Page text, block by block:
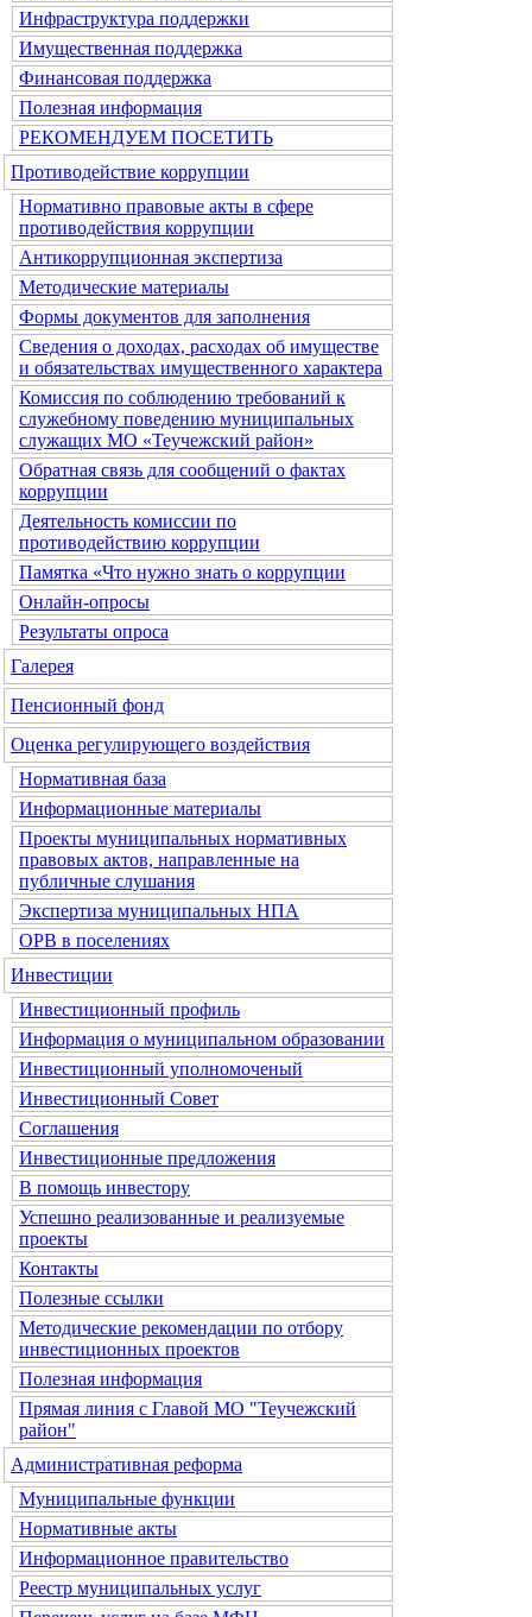
Инфраструктура поддержки
Имущественная поддержка
Финансовая поддержка
Полезная информация
РЕКОМЕНДУЕМ ПОСЕТИТЬ
Противодействие коррупции
Нормативно правовые акты в сфере
противодействия коррупции
Антикоррупционная экспертиза
Методические материалы
Формы документов для заполнения
Сведения о доходах, расходах об имуществе
и обязательствах имущественного характера
Комиссия по соблюдению требований к
служебному поведению муниципальных
служащих МО «Теучежский район»
Обратная связь для сообщений о фактах
коррупции
Деятельность комиссии по
противодействию коррупции
Памятка «Что нужно знать о коррупции
Онлайн-опросы
Результаты опроса
Галерея
Пенсионный фонд
Оценка регулирующего воздействия
Нормативная база
Информационные материалы
Проекты муниципальных нормативных
правовых актов, направленные на
публичные слушания
Экспертиза муниципальных НПА
ОРВ в поселениях
Инвестиции
Инвестиционный профиль
Информация о муниципальном образовании
Инвестиционный уполномоченый
Инвестиционный Совет
Соглашения
Инвестиционные предложения
В помощь инвестору
Успешно реализованные и реализуемые
проекты
Контакты
Полезные ссылки
Методические рекомендации по отбору
инвестиционных проектов
Полезная информация
Прямая линия с Главой МО "Теучежский
район"
Административная реформа
Муниципальные функции
Нормативные акты
Информационное правительство
Реестр муниципальных услуг